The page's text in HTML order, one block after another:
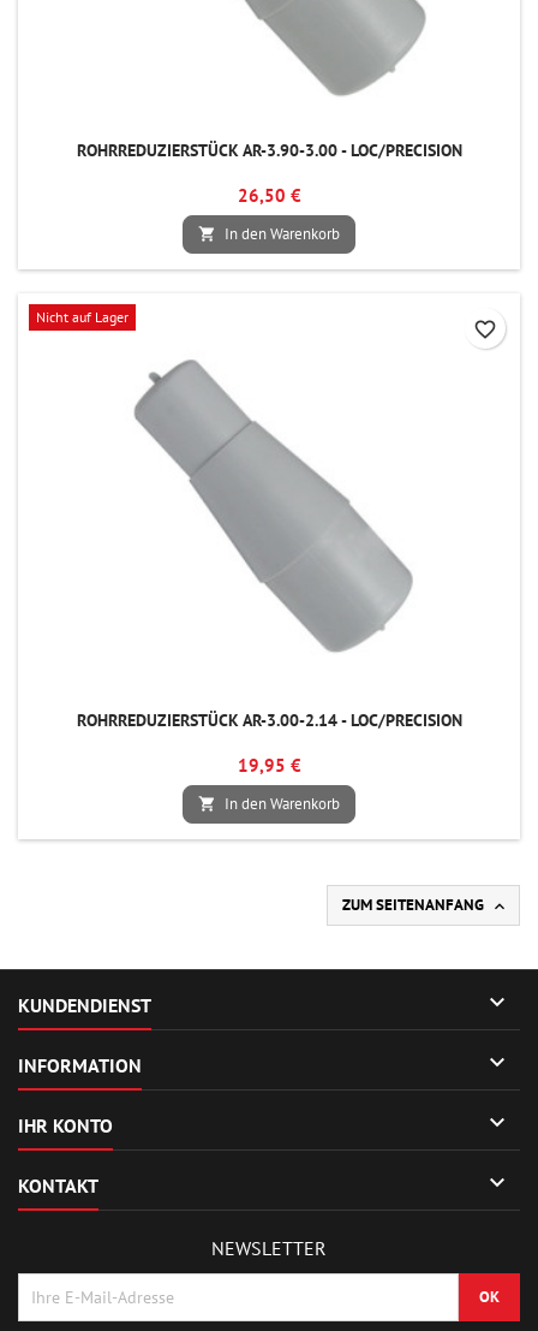
ROHRREDUZIERSTÜCK AR-3.90-3.00 - LOC/PRECISION
26,50 €
 In den Warenkorb
Nicht auf Lager
ROHRREDUZIERSTÜCK AR-3.00-2.14 - LOC/PRECISION
19,95 €
 In den Warenkorb
favorite_border
ZUM SEITENANFANG 
KUNDENDIENST 
INFORMATION 
IHR KONTO 
KONTAKT 
NEWSLETTER